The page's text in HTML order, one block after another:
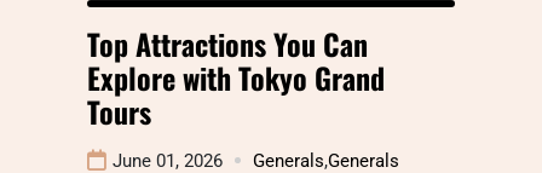
Top Attractions You Can
Explore with Tokyo Grand
Tours
June 01, 2026 Generals,Generals